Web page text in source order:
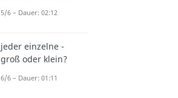
5/6 – Dauer: 02:12
jeder einzelne -
groß oder klein?
6/6 – Dauer: 01:11